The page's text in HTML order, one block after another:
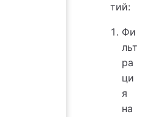
тий:
Фи
льт
ра
ци
я
на